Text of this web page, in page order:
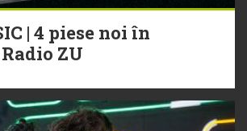
| 4 piese noi în
ZU